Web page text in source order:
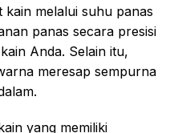
melalui suhu panas
panas secara presisi
Anda. Selain itu,
meresap sempurna
yang memiliki